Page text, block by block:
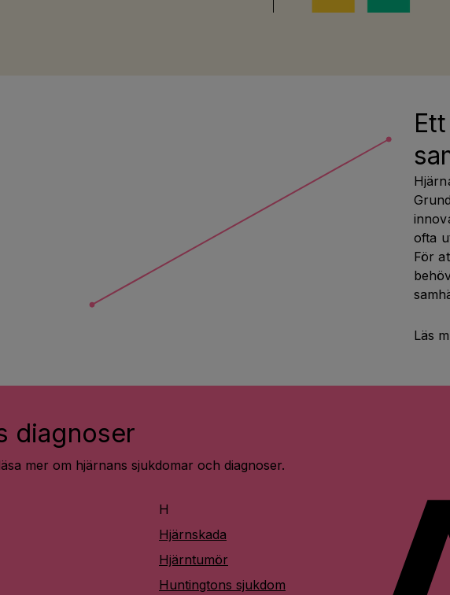
ofta
För
Läs
diagnoser
mer om hjärnans sjukdomar och diagnoser.
H
Hjärnskada
Hjärntumör
Huntingtons sjukdom